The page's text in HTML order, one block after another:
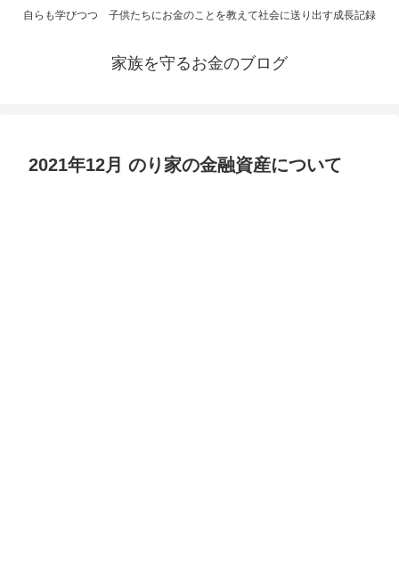
自らも学びつつ 子供たちにお金のことを教えて社会に送り出す成長記録
家族を守るお金のブログ
2021年12月 のり家の金融資産について